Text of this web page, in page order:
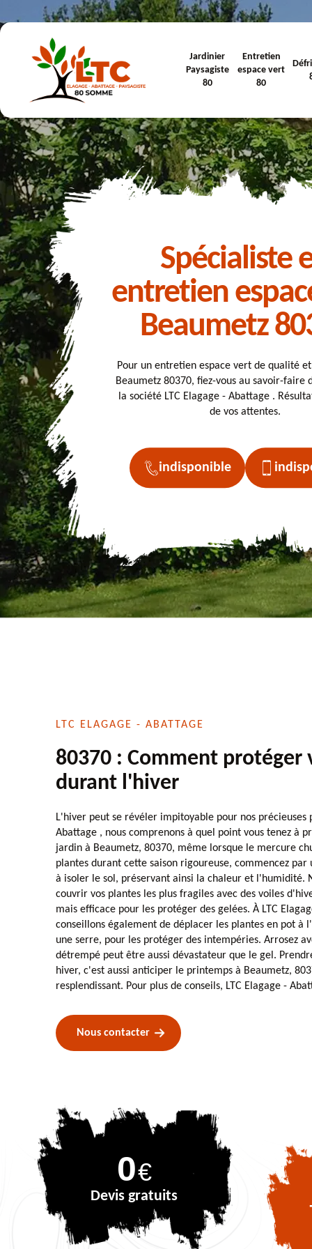
Jardinier
Paysagiste
80
Entretien
espace vert
80
Spécialiste
entretien
Beaumetz
Pour un entretien espace vert de qualité
Beaumetz 80370, fiez-vous au savoir-faire
la société LTC Elagage - Abattage .
de vos attentes.
indisponible
LTC ELAGAGE - ABATTAGE
80370 : Comment protéger
durant l'hiver
L'hiver peut se révéler impitoyable pour nos précieuses
Abattage , nous comprenons à quel point vous tenez à
jardin à Beaumetz, 80370, même lorsque le mercure
plantes durant cette saison rigoureuse, commencez par
à isoler le sol, préservant ainsi la chaleur et l'humidité.
couvrir vos plantes les plus fragiles avec des voiles
mais efficace pour les protéger des gelées. À LTC
conseillons également de déplacer les plantes en pot à
une serre, pour les protéger des intempéries. Arrosez
détrempé peut être aussi dévastateur que le gel.
hiver, c'est aussi anticiper le printemps à Beaumetz,
resplendissant. Pour plus de conseils, LTC Elagage -
Nous contacter
0€
Devis gratuits